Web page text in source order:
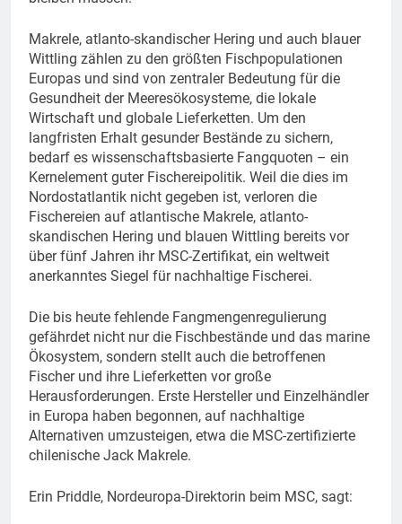
Makrele, atlanto-skandischer Hering und auch blauer
Wittling zählen zu den größten Fischpopulationen
Europas und sind von zentraler Bedeutung für die
Gesundheit der Meeresökosysteme, die lokale
Wirtschaft und globale Lieferketten. Um den
langfristen Erhalt gesunder Bestände zu sichern,
bedarf es wissenschaftsbasierte Fangquoten – ein
Kernelement guter Fischereipolitik. Weil die dies im
Nordostatlantik nicht gegeben ist, verloren die
Fischereien auf atlantische Makrele, atlanto-
skandischen Hering und blauen Wittling bereits vor
über fünf Jahren ihr MSC-Zertifikat, ein weltweit
anerkanntes Siegel für nachhaltige Fischerei.
Die bis heute fehlende Fangmengenregulierung
gefährdet nicht nur die Fischbestände und das marine
Ökosystem, sondern stellt auch die betroffenen
Fischer und ihre Lieferketten vor große
Herausforderungen. Erste Hersteller und Einzelhändler
in Europa haben begonnen, auf nachhaltige
Alternativen umzusteigen, etwa die MSC-zertifizierte
chilenische Jack Makrele.
Erin Priddle, Nordeuropa-Direktorin beim MSC, sagt: